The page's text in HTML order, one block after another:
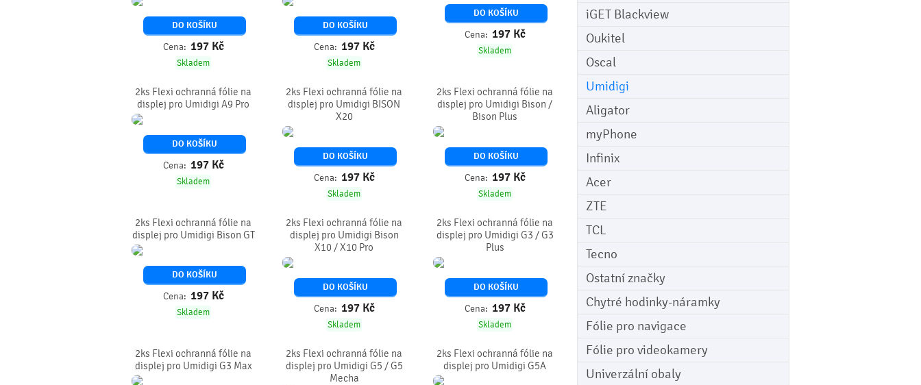
iGET Blackview
Oukitel
Oscal
Umidigi
Aligator
myPhone
Infinix
Acer
ZTE
TCL
Tecno
Ostatní značky
Chytré hodinky-náramky
Fólie pro navigace
Fólie pro videokamery
Univerzální obaly
DO KOŠÍKU
Cena: 197 Kč
Skladem
DO KOŠÍKU
Cena: 197 Kč
Skladem
DO KOŠÍKU
Cena: 197 Kč
Skladem
2ks Flexi ochranná fólie na
displej pro Umidigi A9 Pro
DO KOŠÍKU
Cena: 197 Kč
Skladem
2ks Flexi ochranná fólie na
displej pro Umidigi BISON
X20
DO KOŠÍKU
Cena: 197 Kč
Skladem
2ks Flexi ochranná fólie na
displej pro Umidigi Bison /
Bison Plus
DO KOŠÍKU
Cena: 197 Kč
Skladem
2ks Flexi ochranná fólie na
displej pro Umidigi Bison GT
DO KOŠÍKU
Cena: 197 Kč
Skladem
2ks Flexi ochranná fólie na
displej pro Umidigi Bison
X10 / X10 Pro
DO KOŠÍKU
Cena: 197 Kč
Skladem
2ks Flexi ochranná fólie na
displej pro Umidigi G3 / G3
Plus
DO KOŠÍKU
Cena: 197 Kč
Skladem
2ks Flexi ochranná fólie na
displej pro Umidigi G3 Max
2ks Flexi ochranná fólie na
displej pro Umidigi G5 / G5
Mecha
2ks Flexi ochranná fólie na
displej pro Umidigi G5A